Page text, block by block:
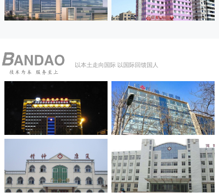
以本土走向国际 以国际回馈国人